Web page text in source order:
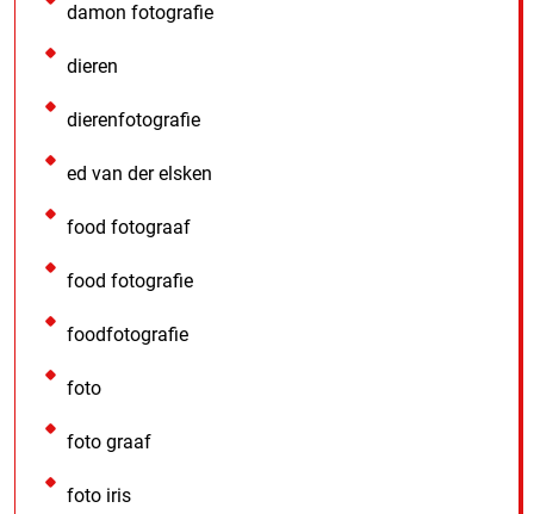
damon fotografie
dieren
dierenfotografie
ed van der elsken
food fotograaf
food fotografie
foodfotografie
foto
foto graaf
foto iris